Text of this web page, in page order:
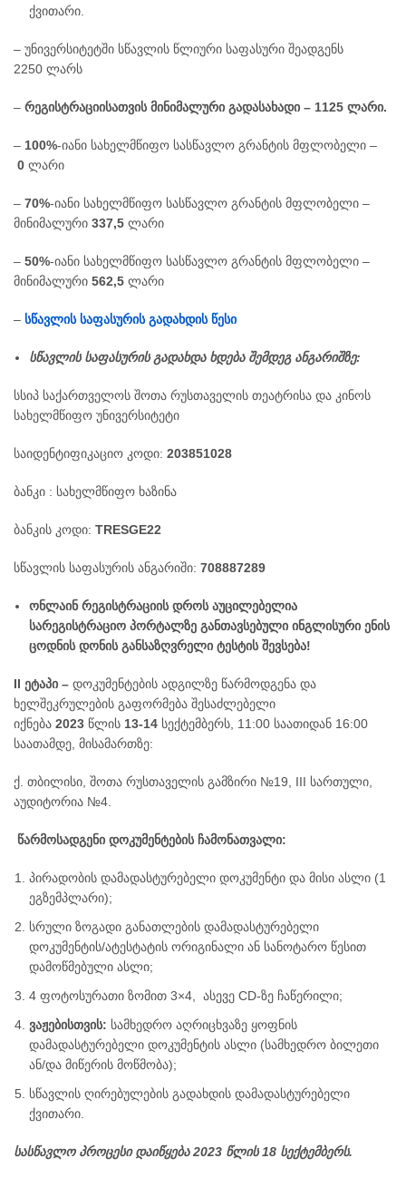
ქვითარი.
– უნივერსიტეტში სწავლის წლიური საფასური შეადგენს
2250 ლარს
– რეგისტრაციისათვის მინიმალური გადასახადი – 1125 ლარი.
– 100%-იანი სახელმწიფო სასწავლო გრანტის მფლობელი –
0 ლარი
– 70%-იანი სახელმწიფო სასწავლო გრანტის მფლობელი –
მინიმალური 337,5 ლარი
– 50%-იანი სახელმწიფო სასწავლო გრანტის მფლობელი –
მინიმალური 562,5 ლარი
– სწავლის საფასურის გადახდის წესი
სწავლის საფასურის გადახდა ხდება შემდეგ ანგარიშზე:
სსიპ საქართველოს შოთა რუსთაველის თეატრისა და კინოს
სახელმწიფო უნივერსიტეტი
საიდენტიფიკაციო კოდი: 203851028
ბანკი : სახელმწიფო ხაზინა
ბანკის კოდი: TRESGE22
სწავლის საფასურის ანგარიში: 708887289
ონლაინრეგისტრაციისდროს აუცილებელია
სარეგისტრაციო პორტალზე განთავსებული ინგლისური ენის
ცოდნის დონის განსაზღვრელი ტესტის შევსება!
II ეტაპი – დოკუმენტების ადგილზე წარმოდგენა და
ხელშეკრულების გაფორმება შესაძლებელი
იქნება 2023 წლის 13-14 სექტემბერს, 11:00 საათიდან 16:00
საათამდე, მისამართზე:
ქ. თბილისი, შოთა რუსთაველის გამზირი №19, III სართული,
აუდიტორია №4.
წარმოსადგენი დოკუმენტებისჩამონათვალი:
პირადობის დამადასტურებელი დოკუმენტი და მისი ასლი (1
ეგზემპლარი);
სრული ზოგადი განათლების დამადასტურებელი
დოკუმენტის/ატესტატის ორიგინალი ან სანოტარო წესით
დამოწმებული ასლი;
4 ფოტოსურათი ზომით 3×4, ასევე CD-ზე ჩაწერილი;
ვაჟებისთვის: სამხედრო აღრიცხვაზე ყოფნის
დამადასტურებელი დოკუმენტის ასლი (სამხედრო ბილეთი
ან/და მიწერის მოწმობა);
სწავლის ღირებულების გადახდის დამადასტურებელი
ქვითარი.
სასწავლო პროცესი დაიწყება 2023 წლის 18 სექტემბერს.